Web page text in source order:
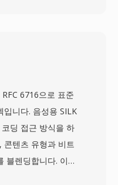
티브 스트리밍을
디드 썸네일 이미
표준화된 구조와
는 온라인 비디오
메라, 운영체제 미
되었습니다. MP4
6716으로 표준
니다. 음성용 SILK
딩 접근 방식을 하
콘텐츠 유형과 비트
블렌딩합니다. 이
위한 용도에서 사